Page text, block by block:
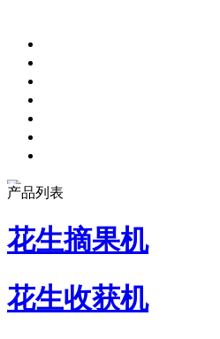
产品列表
花生摘果机
花生收获机